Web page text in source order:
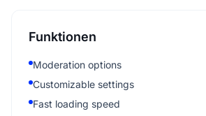
Funktionen
Moderation options
Customizable settings
Fast loading speed